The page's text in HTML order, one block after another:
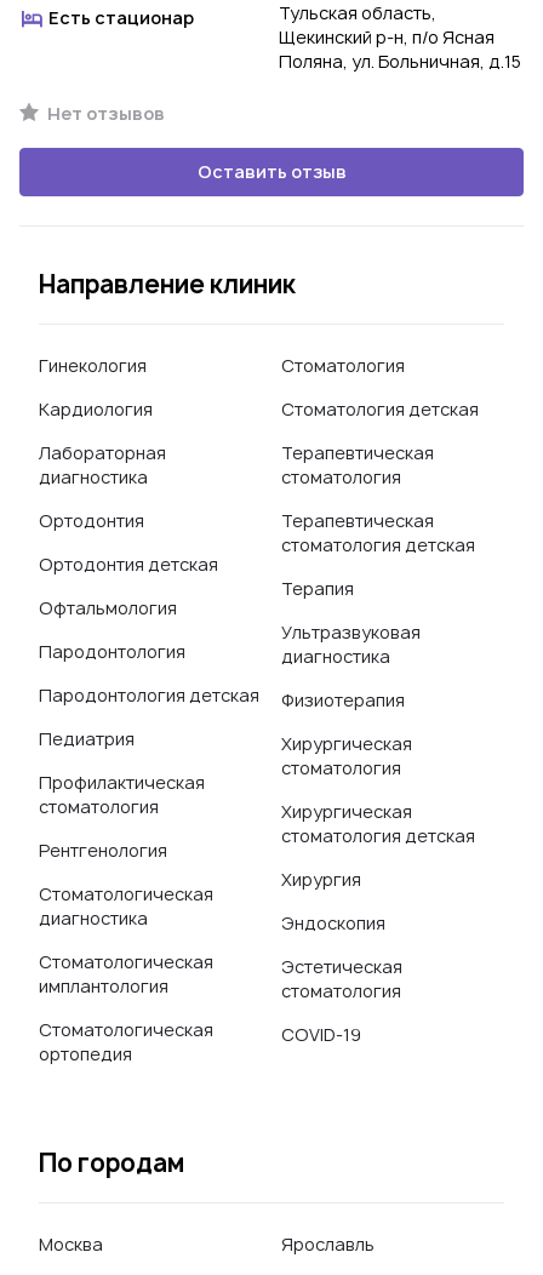
Есть стационар
Тульская область,
Щекинский р-н, п/о Ясная
Поляна, ул. Больничная, д.15
Нет отзывов
Оставить отзыв
Направление клиник
Гинекология
Кардиология
Лабораторная
диагностика
Ортодонтия
Ортодонтия детская
Офтальмология
Пародонтология
Пародонтология детская
Педиатрия
Профилактическая
стоматология
Рентгенология
Стоматологическая
диагностика
Стоматологическая
имплантология
Стоматологическая
ортопедия
Стоматология
Стоматология детская
Терапевтическая
стоматология
Терапевтическая
стоматология детская
Терапия
Ультразвуковая
диагностика
Физиотерапия
Хирургическая
стоматология
Хирургическая
стоматология детская
Хирургия
Эндоскопия
Эстетическая
стоматология
COVID-19
По городам
Москва
Ярославль